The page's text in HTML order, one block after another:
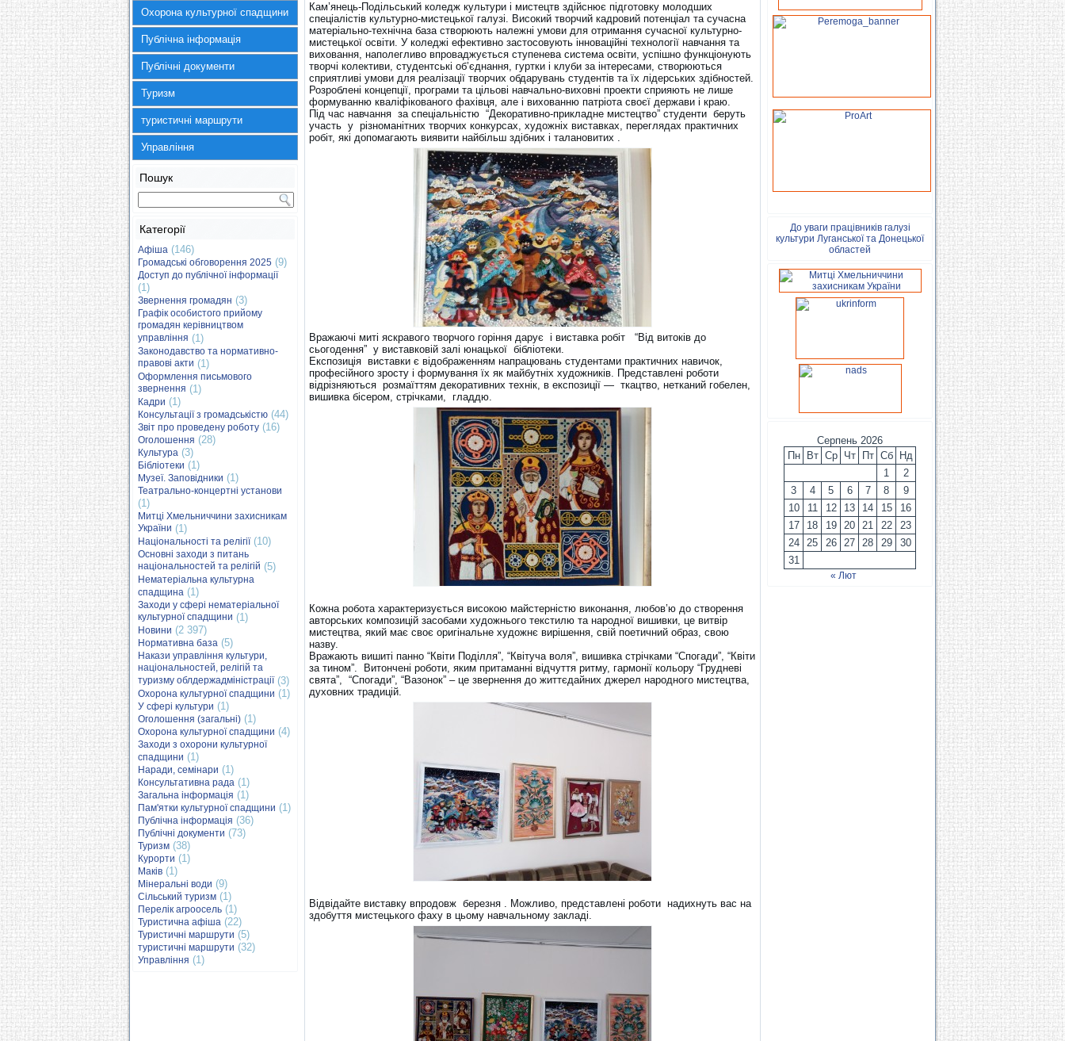
Охорона культурної спадщини
Публічна інформація
Публічні документи
Туризм
туристичні маршрути
Управління
Пошук
Категорії
Афіша (146)
Громадські обговорення 2025 (9)
Доступ до публічної інформації
(1)
Звернення громадян (3)
Графік особистого прийому
громадян керівництвом
управління (1)
Законодавство та нормативно-
правові акти (1)
Оформлення письмового
звернення (1)
Кадри (1)
Консультації з громадськістю (44)
Звіт про проведену роботу (16)
Оголошення (28)
Культура (3)
Бібліотеки (1)
Музеї. Заповідники (1)
Театрально-концертні установи
(1)
Митці Хмельниччини захисникам
України (1)
Національності та релігії(10)
Основні заходи з питань
національностей та релігій (5)
Нематеріальна культурна
спадщина (1)
Заходи у сфері нематеріальної
культурної спадщини (1)
Новини (2 397)
Нормативна база (5)
Накази управління культури,
національностей, релігій та
туризму облдержадміністрації(3)
Охорона культурної спадщини (1)
У сфері культури (1)
Оголошення (загальні) (1)
Охорона культурної спадщини (4)
Заходи з охорони культурної
спадщини (1)
Наради, семінари (1)
Консультативна рада (1)
Загальна інформація (1)
Пам'ятки культурної спадщини (1)
Публічна інформація (36)
Публічні документи (73)
Туризм (38)
Курорти (1)
Маків (1)
Мінеральні води (9)
Сільський туризм (1)
Перелік агроосель (1)
Туристична афіша (22)
Туристичні маршрути (5)
туристичні маршрути (32)
Управління (1)
Кам’янець-Подільський коледж культури і мистецтв здійснює підготовку молодших
спеціалістів культурно-мистецької галузі. Високий творчий кадровий потенціал та сучасна
матеріально-технічна база створюють належні умови для отримання сучасної культурно-
мистецької освіти. У коледжі ефективно застосовують інноваційні технології навчання та
виховання, наполегливо впроваджується ступенева система освіти, успішно функціонують
творчі колективи, студентські об’єднання, гуртки і клуби за інтересами, створюються
сприятливі умови для реалізації творчих обдарувань студентів та їх лідерських здібностей.
Розроблені концепції, програми та цільові навчально-виховні проекти сприяють не лише
формуванню кваліфікованого фахівця, але і вихованню патріота своєї держави і краю.
Під час навчання за спеціальністю “Декоративно-прикладне мистецтво” студенти беруть
участь у різноманітних творчих конкурсах, художніх виставках, переглядах практичних
робіт, які допомагають виявити найбільш здібних і талановитих .
Вражаючі миті яскравого творчого горіння дарує і виставка робіт
“Від витоків до
сьогодення” у виставковій залі юнацької бібліотеки.
Експозиція виставки є відображенням напрацювань студентами практичних навичок,
професійного зросту і формування їх як майбутніх художників. Представлені роботи
відрізняються розмаїттям декоративних технік, в експозиції — ткацтво, нетканий гобелен,
вишивка бісером, стрічками, гладдю.
Кожна робота характеризується високою майстерністю виконання, любов’ю до створення
авторських композицій засобами художнього текстилю та народної вишивки, це витвір
мистецтва, який має своє оригінальне художнє вирішення, свій поетичний образ, свою
назву.
Вражають вишиті панно “Квіти Поділля”, “Квітуча воля”, вишивка стрічками “Спогади”, “Квіти
за тином”. Витончені роботи, яким притаманні відчуття ритму, гармонії кольору “Грудневі
свята”, “Спогади”, “Вазонок” – це звернення до життєдайних джерел народного мистецтва,
духовних традицій.
Відвідайте виставку впродовж березня . Можливо, представлені роботи надихнуть вас на
здобуття мистецького фаху в цьому навчальному закладі.
До уваги працівників галузі
культури Луганської та Донецької
областей
Серпень 2026
Пн
Вт Ср Чт Пт Сб
Нд
1
2
3
4 5 6 7 8
9
10
11 12 13 14 15
16
17
18 19 20 21 22
23
24
25 26 27 28 29
30
31
« Лют